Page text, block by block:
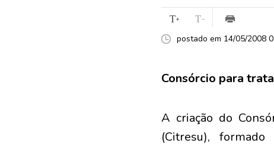
postado em 14/05/2008
Consórcio para
A criação do
(Citresu),